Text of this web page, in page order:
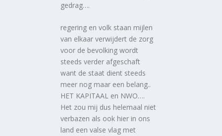
gedrag….
regering en volk staan mijlen
van elkaar verwijdert de zorg
voor de bevolking wordt
steeds verder afgeschaft
want de staat dient steeds
meer nog maar een belang..
HET KAPITAAL en NWO….
Het zou mij dus helemaal niet
verbazen als ook hier in ons
land een valse vlag met